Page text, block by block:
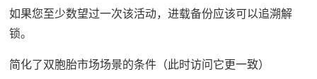
如果您至少数望过一次该活动，进载备份应该可以追溯解
锁。
简化了双胞胎市场场景的条件（此时访问它更一致）